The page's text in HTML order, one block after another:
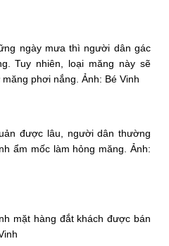
ngày mưa thì người dân gác
Tuy nhiên, loại măng này sẽ
phơi nắng. Ảnh: Bé Vinh
được lâu, người dân thường
ẩm mốc làm hỏng măng. Ảnh:
mặt hàng đắt khách được bán